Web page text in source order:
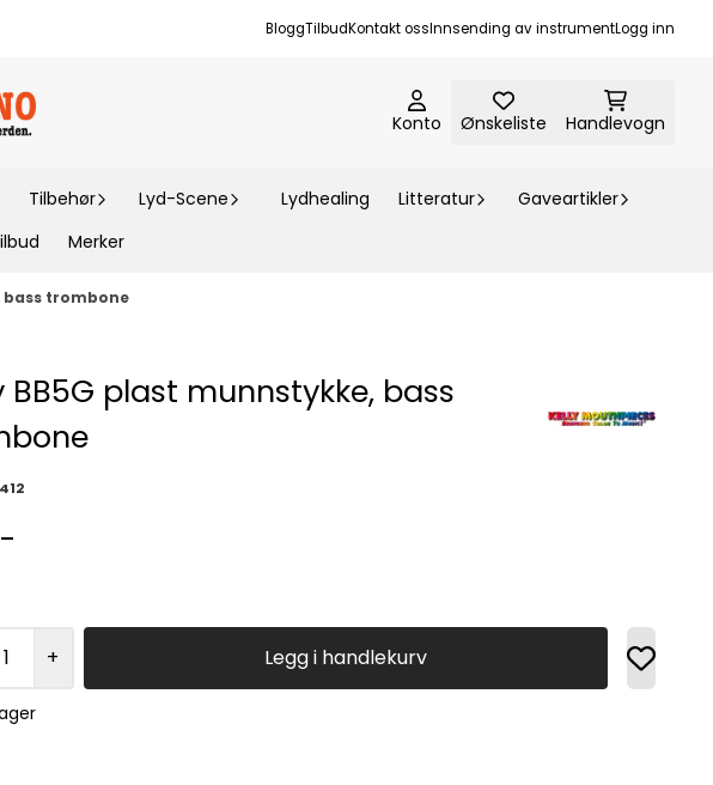
BloggTilbudKontakt ossInnsending av instrumentLogg inn
Konto Ønskeliste Handlevogn
Tilbehør Lyd-Scene Lydhealing Litteratur
Gaveartikler
Merker
bass trombone
BB5G plast munnstykke, bass
+ Legg i handlekurv